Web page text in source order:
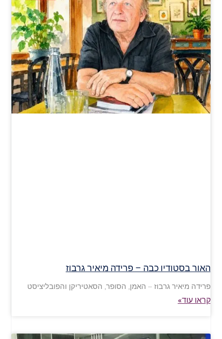
האור בסטודיו כבה – פרידה מיאיר גרבוז
פרידה מיאיר גרבוז – האמן, הסופר, הסאטיריקן והפובליציסט
קראו עוד»